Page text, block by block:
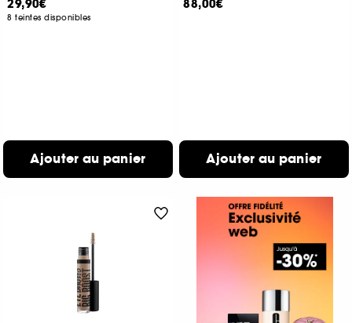
29,90€
8 teintes disponibles
Ajouter au panier
88,00€
Ajouter au panier